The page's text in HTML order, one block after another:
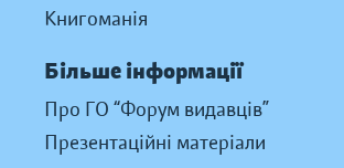
Книгоманія
Більше інформації
Про ГО “Форум видавців”
Презентаційні матеріали